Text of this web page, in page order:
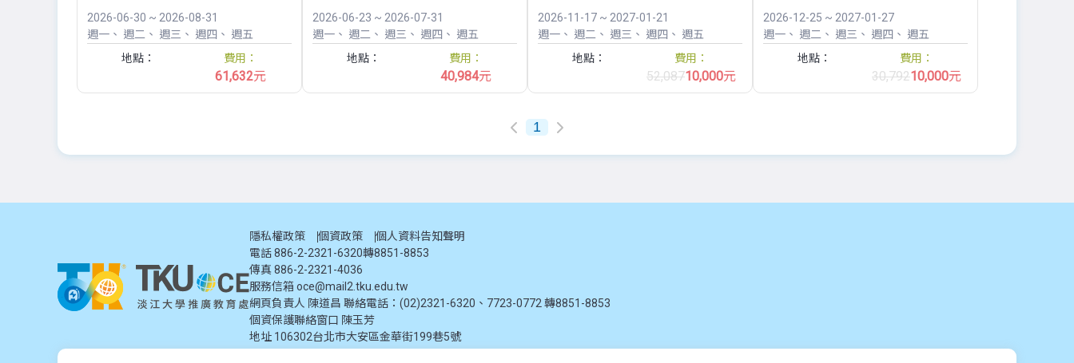
2026-06-30 ~ 2026-08-31
週一
週二 週三 週四
週五
地點：
費用：
61,632元
2026-06-23 ~ 2026-07-31
週一
週二 週三 週四
週五
地點：
費用：
40,984元
2026-11-17 ~ 2027-01-21
週一
週二 週三 週四
週五
地點：
費用：
52,08710,000元
2026-12-25 ~ 2027-01-27
週一
週二 週三 週四
週五
地點：
費用：
30,79210,000元
1
隱私權政策 個資政策
個人資料告知聲明
電話 886-2-2321-6320轉8851-8853
傳真 886-2-2321-4036
服務信箱 oce@mail2.tku.edu.tw
網頁負責人 陳道昌 聯絡電話：(02)2321-6320、7723-0772 轉8851-8853
個資保護聯絡窗口 陳玉芳
地址 106302台北市大安區金華街199巷5號